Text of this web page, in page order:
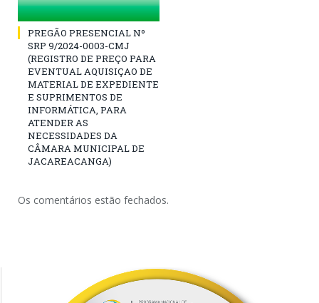
PREGÃO PRESENCIAL Nº
SRP 9/2024-0003-CMJ
(REGISTRO DE PREÇO PARA
EVENTUAL AQUISIÇAO DE
MATERIAL DE EXPEDIENTE
E SUPRIMENTOS DE
INFORMÁTICA, PARA
ATENDER AS
NECESSIDADES DA
CÂMARA MUNICIPAL DE
JACAREACANGA)
Os comentários estão fechados.